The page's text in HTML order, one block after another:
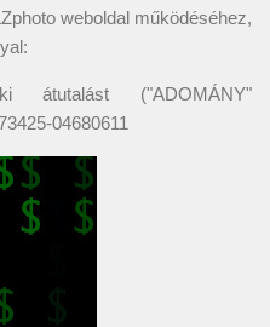
weboldal működéséhez,
átutalást ("ADOMÁNY"
04680611